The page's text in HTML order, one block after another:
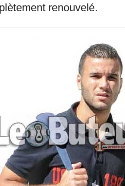
renouvelé.